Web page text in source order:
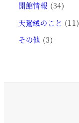
開館情報 (34)
天鵞絨のこと (11)
その他 (3)